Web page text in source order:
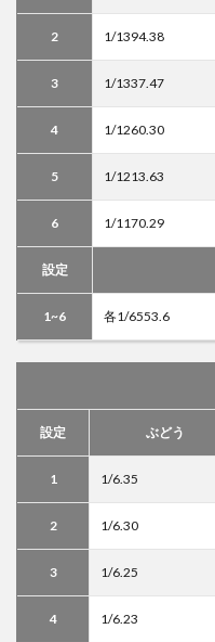
2 1/1394.38
3 1/1337.47
4 1/1260.30
5 1/1213.63
6 1/1170.29
設定
1~6 各1/6553.6
設定 ぶどう
1 1/6.35
2 1/6.30
3 1/6.25
4 1/6.23